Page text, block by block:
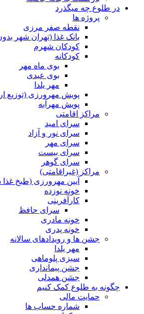
در طلوع چه میگذرد
پروژه ها
نقطه صفر مرزی
بانک غذا (تهران شهر
کودکان شهرم
کودکانه
بوی ماه مهر
بوی عیدی
مهر یلدا
پویش مهرورزی (توزیع
پویش مهرآبه
مراکز اقامتی
سرای امید
سرای نور و آزاد
سرای مهر
سرای بیست
سرای گوهر
مراکز (غیراقامتی)
آیین مهرورزی (طبخ
خونه نوزده
کارآفرینی
سرای حافظ
خونه مادری
خونه پدری
جشن ها و رویدادهای سالانه
مهر یلدا
سبزی پلوماهی
جشن پیمانداری
جشن همدلی
چگونه به طلوع کمک کنیم
حمایت مالی
شماره حساب ها